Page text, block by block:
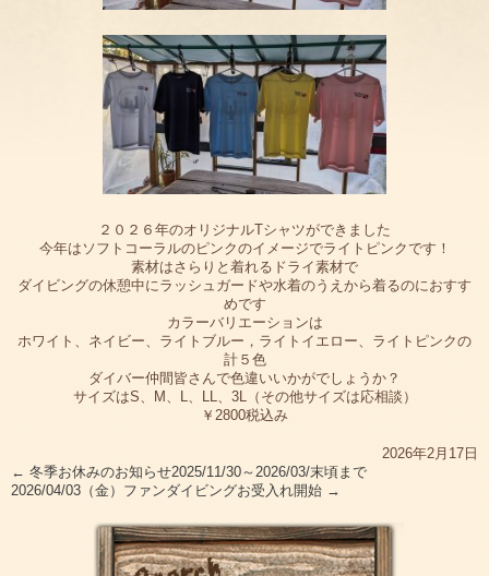
２０２６年のオリジナルTシャツができました
今年はソフトコーラルのピンクのイメージでライトピンクです！
素材はさらりと着れるドライ素材で
ダイビングの休憩中にラッシュガードや水着のうえから着るのにおすす
めです
カラーバリエーションは
ホワイト、ネイビー、ライトブルー，ライトイエロー、ライトピンクの
計５色
ダイバー仲間皆さんで色違いいかがでしょうか？
サイズはS、M、L、LL、3L（その他サイズは応相談）
￥2800税込み
2026年2月17日
← 冬季お休みのお知らせ2025/11/30～2026/03/末頃まで
2026/04/03（金）ファンダイビングお受入れ開始 →